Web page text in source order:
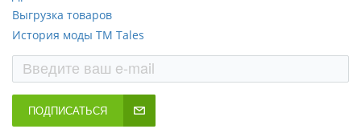
Выгрузка товаров
История моды ТМ Tales
ПОДПИСАТЬСЯ